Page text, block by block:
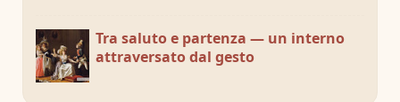
Tra saluto e partenza — un interno
attraversato dal gesto